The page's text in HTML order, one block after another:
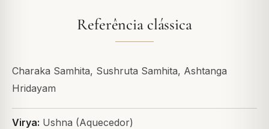
Referência clássica
Charaka Samhita, Sushruta Samhita, Ashtanga
Hridayam
Virya: Ushna (Aquecedor)